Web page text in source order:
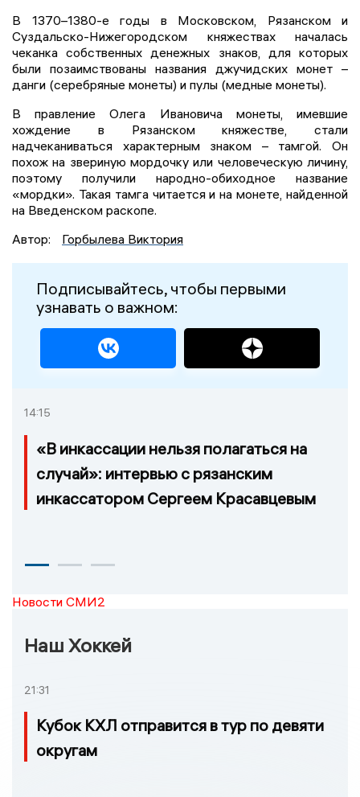
В 1370–1380-е годы в Московском, Рязанском и
Суздальско-Нижегородском княжествах началась
чеканка собственных денежных знаков, для которых
были позаимствованы названия джучидских монет –
данги (серебряные монеты) и пулы (медные монеты).
В правление Олега Ивановича монеты, имевшие
хождение в Рязанском княжестве, стали
надчеканиваться характерным знаком – тамгой. Он
похож на звериную мордочку или человеческую личину,
поэтому получили народно-обиходное название
«мордки». Такая тамга читается и на монете, найденной
на Введенском раскопе.
Автор:
Горбылева Виктория
Подписывайтесь, чтобы первыми
узнавать о важном:
14:15
«В инкассации нельзя полагаться на
случай»: интервью с рязанским
инкассатором Сергеем Красавцевым
Новости СМИ2
Наш Хоккей
21:31
Кубок КХЛ отправится в тур по девяти
округам